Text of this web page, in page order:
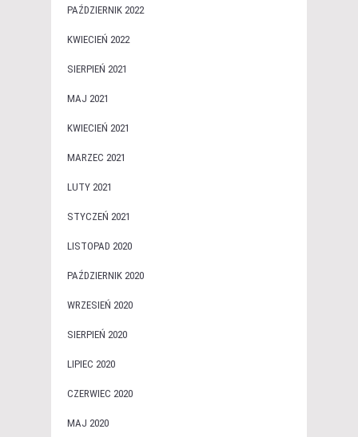
PAŹDZIERNIK 2022
KWIECIEŃ 2022
SIERPIEŃ 2021
MAJ 2021
KWIECIEŃ 2021
MARZEC 2021
LUTY 2021
STYCZEŃ 2021
LISTOPAD 2020
PAŹDZIERNIK 2020
WRZESIEŃ 2020
SIERPIEŃ 2020
LIPIEC 2020
CZERWIEC 2020
MAJ 2020